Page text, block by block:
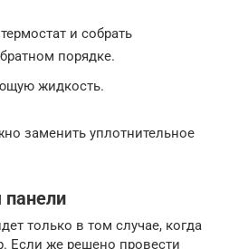
и собрать
порядке.
жидкость.
заменить уплотнительное
панели
только в том случае, когда
Если же решено провести